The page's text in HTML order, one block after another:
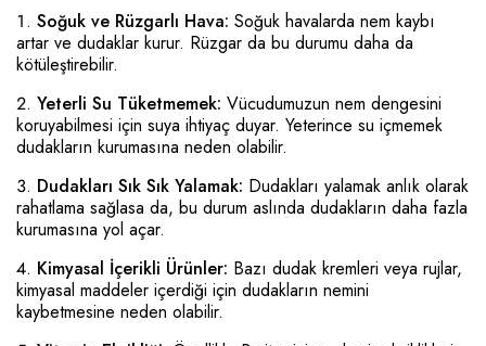
Soğuk ve Rüzgarlı Hava: Soğuk havalarda nem kaybı
artar ve dudaklar kurur. Rüzgar da bu durumu daha da
kötüleştirebilir.
Yeterli Su Tüketmemek: Vücudumuzun nem dengesini
koruyabilmesi için suya ihtiyaç duyar. Yeterince su içmemek
dudakların kurumasına neden olabilir.
Dudakları Sık Sık Yalamak: Dudakları yalamak anlık olarak
rahatlama sağlasa da, bu durum aslında dudakların daha fazla
kurumasına yol açar.
Kimyasal İçerikli Ürünler: Bazı dudak kremleri veya rujlar,
kimyasal maddeler içerdiği için dudakların nemini
kaybetmesine neden olabilir.